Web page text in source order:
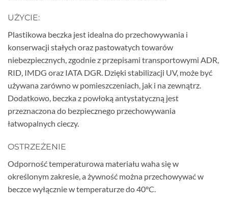
UŻYCIE:
Plastikowa beczka jest idealna do przechowywania i
konserwacji stałych oraz pastowatych towarów
niebezpiecznych, zgodnie z przepisami transportowymi ADR,
RID, IMDG oraz IATA DGR. Dzięki stabilizacji UV, może być
używana zarówno w pomieszczeniach, jak i na zewnątrz.
Dodatkowo, beczka z powłoką antystatyczną jest
przeznaczona do bezpiecznego przechowywania
łatwopalnych cieczy.
OSTRZEŻENIE
Odporność temperaturowa materiału waha się w
określonym zakresie, a żywność można przechowywać w
beczce wyłącznie w temperaturze do 40°C.